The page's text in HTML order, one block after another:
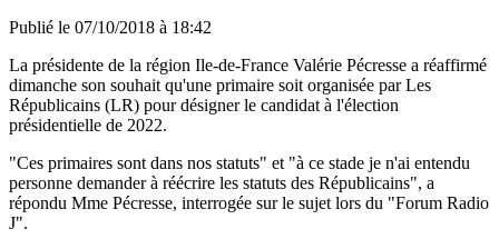
Publié le 07/10/2018 à 18:42
La présidente de la région Ile-de-France Valérie Pécresse a réaffirmé
dimanche son souhait qu'une primaire soit organisée par Les
Républicains (LR) pour désigner le candidat à l'élection
présidentielle de 2022.
"Ces primaires sont dans nos statuts" et "à ce stade je n'ai entendu
personne demander à réécrire les statuts des Républicains", a
répondu Mme Pécresse, interrogée sur le sujet lors du "Forum Radio
J".